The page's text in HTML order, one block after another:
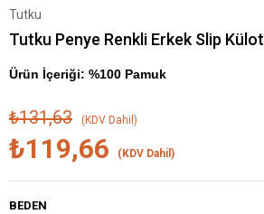
Tutku
Tutku Penye Renkli Erkek Slip Külot
Ürün İçeriği: %100 Pamuk
₺131,63 (KDV Dahil)
₺119,66 (KDV Dahil)
BEDEN